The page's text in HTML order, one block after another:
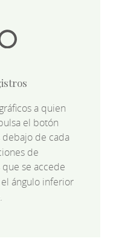
a quien
el botón
debajo de cada
de
que se accede
ángulo inferior